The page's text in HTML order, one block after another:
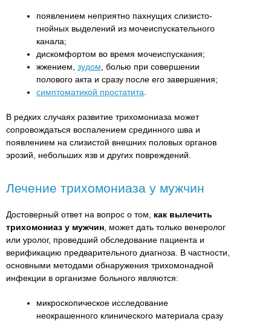
появлением неприятно пахнущих слизисто-
гнойных выделений из мочеиспускательного
канала;
дискомфортом во время мочеиспускания;
жжением, зудом , болью при совершении
полового акта и сразу после его завершения;
симптоматикой простатита
В редких случаях развитие трихомониаза может
сопровождаться воспалением срединного шва и
появлением на слизистой внешних половых органов
эрозий, небольших язв и других повреждений.
Лечение трихомониаза у мужчин
Достоверный ответ на вопрос о том, как вылечить
трихомониаз у мужчин , может дать только венеролог
или уролог, проведший обследование пациента и
верификацию предварительного диагноза. В частности,
основными методами обнаружения трихомонадной
инфекции в организме больного являются:
микроскопическое исследование
неокрашенного клинического материала сразу